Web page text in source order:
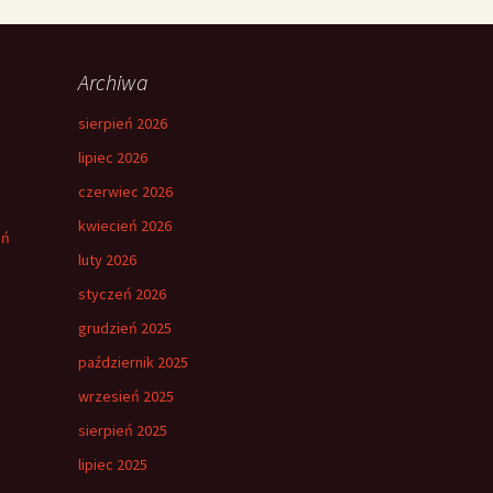
Archiwa
sierpień 2026
lipiec 2026
czerwiec 2026
kwiecień 2026
luty 2026
styczeń 2026
grudzień 2025
październik 2025
wrzesień 2025
sierpień 2025
lipiec 2025